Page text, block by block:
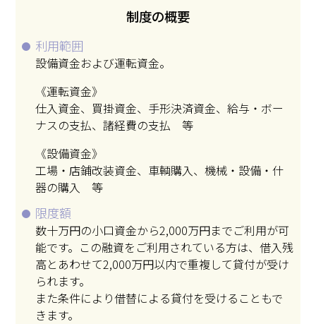
制度の概要
利用範囲
設備資金および運転資金。
《運転資金》
仕入資金、買掛資金、手形決済資金、給与・ボー
ナスの支払、諸経費の支払 等
《設備資金》
工場・店鋪改装資金、車輌購入、機械・設備・什
器の購入 等
限度額
数十万円の小口資金から2,000万円までご利用が可
能です。この融資をご利用されている方は、借入残
高とあわせて2,000万円以内で重複して貸付が受け
られます。
また条件により借替による貸付を受けることもで
きます。